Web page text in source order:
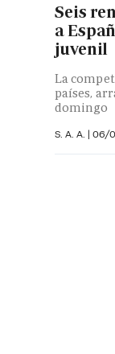
Seis
a
juvenil
La
países,
domingo
S. A. A. | 06/